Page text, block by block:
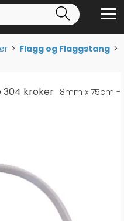
>Flagg og Flaggstang>
304 kroker 8mm x 75cm -